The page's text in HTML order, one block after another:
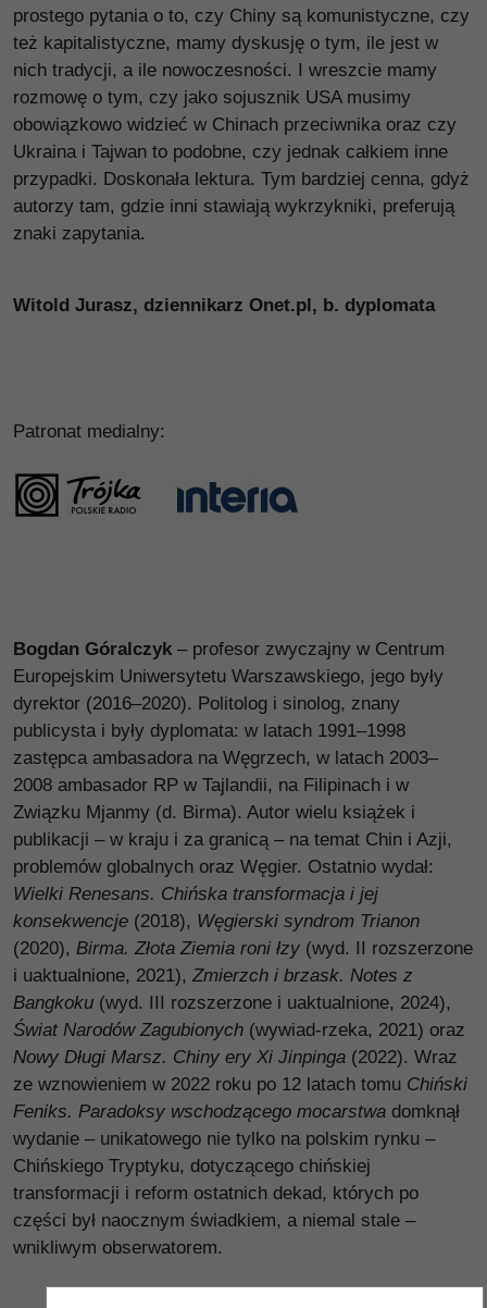
prostego pytania o to, czy Chiny są komunistyczne, czy
też kapitalistyczne, mamy dyskusję o tym, ile jest w
nich tradycji, a ile nowoczesności. I wreszcie mamy
rozmowę o tym, czy jako sojusznik USA musimy
obowiązkowo widzieć w Chinach przeciwnika oraz czy
Ukraina i Tajwan to podobne, czy jednak całkiem inne
przypadki. Doskonała lektura. Tym bardziej cenna, gdyż
autorzy tam, gdzie inni stawiają wykrzykniki, preferują
znaki zapytania.
Witold Jurasz, dziennikarz Onet.pl, b. dyplomata
Patronat medialny:
Bogdan Góralczyk – profesor zwyczajny w Centrum
Europejskim Uniwersytetu Warszawskiego, jego były
dyrektor (2016–2020). Politolog i sinolog, znany
publicysta i były dyplomata: w latach 1991–1998
zastępca ambasadora na Węgrzech, w latach 2003–
2008 ambasador RP w Tajlandii, na Filipinach i w
Związku Mjanmy (d. Birma). Autor wielu książek i
publikacji – w kraju i za granicą – na temat Chin i Azji,
problemów globalnych oraz Węgier. Ostatnio wydał:
Wielki Renesans. Chińska transformacja i jej
konsekwencje (2018), Węgierski syndrom Trianon
(2020), Birma. Złota Ziemia roni łzy (wyd. II rozszerzone
i uaktualnione, 2021), Zmierzch i brzask. Notes z
Bangkoku (wyd. III rozszerzone i uaktualnione, 2024),
Świat Narodów Zagubionych (wywiad-rzeka, 2021) oraz
Nowy Długi Marsz. Chiny ery Xi Jinpinga (2022). Wraz
ze wznowieniem w 2022 roku po 12 latach tomu Chiński
Feniks. Paradoksy wschodzącego mocarstwa domknął
wydanie – unikatowego nie tylko na polskim rynku –
Chińskiego Tryptyku, dotyczącego chińskiej
transformacji i reform ostatnich dekad, których po
części był naocznym świadkiem, a niemal stale –
wnikliwym obserwatorem.